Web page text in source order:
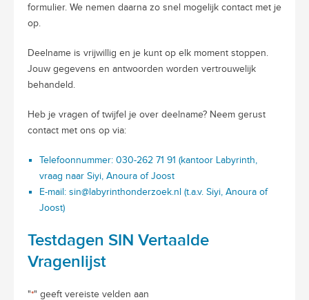
formulier. We nemen daarna zo snel mogelijk contact met je
op.
Deelname is vrijwillig en je kunt op elk moment stoppen.
Jouw gegevens en antwoorden worden vertrouwelijk
behandeld.
Heb je vragen of twijfel je over deelname? Neem gerust
contact met ons op via:
Telefoonnummer: 030-262 71 91 (kantoor Labyrinth,
vraag naar Siyi, Anoura of Joost
E-mail: sin@labyrinthonderzoek.nl(t.a.v. Siyi, Anoura of
Joost)
Testdagen SIN Vertaalde
Vragenlijst
"*" geeft vereiste velden aan